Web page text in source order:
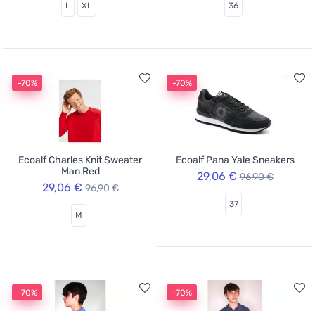
L XL 36
-70%
Ecoalf Charles Knit Sweater
Man Red
29,06 € 96,90 €
M
-70%
Ecoalf Pana Yale Sneakers
29,06 € 96,90 €
37
-70% -70%